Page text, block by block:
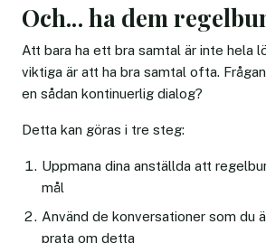
Och... ha dem
Att bara ha ett bra samtal är inte hela
viktiga är att ha bra samtal ofta.
en sådan kontinuerlig dialog?
Detta kan göras i tre steg:
Uppmana dina anställda att
mål
Använd de konversationer som du
prata om detta